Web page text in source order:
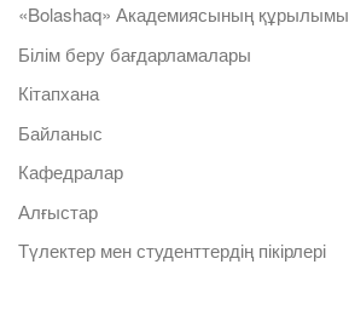
«Bolashaq» Академиясының құрылымы
Білім беру бағдарламалары
Кітапхана
Байланыс
Кафедралар
Алғыстар
Түлектер мен студенттердің пікірлері